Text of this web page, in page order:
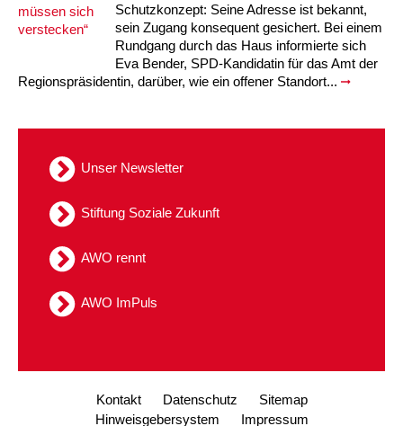
Schutzkonzept: Seine Adresse ist bekannt,
sein Zugang konsequent gesichert. Bei einem
Rundgang durch das Haus informierte sich
Eva Bender, SPD-Kandidatin für das Amt der
Regionspräsidentin, darüber, wie ein offener Standort...
Unser Newsletter
Stiftung Soziale Zukunft
AWO rennt
AWO ImPuls
Kontakt Datenschutz
Sitemap
Hinweisgebersystem
Impressum